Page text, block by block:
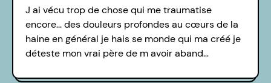
J ai vécu trop de chose qui me traumatise
encore... des douleurs profondes au cœurs de la
haine en général je hais se monde qui ma créé je
déteste mon vrai père de m avoir aband…